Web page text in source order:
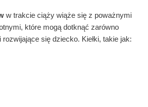
w trakcie ciąży wiąże się z poważnymi
które mogą dotknąć zarówno
rozwijające się dziecko. Kiełki, takie jak: